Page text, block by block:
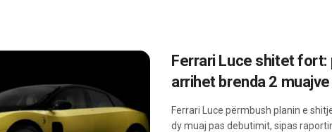
Ferrari Luce shitet fort:
arrihet brenda 2 muajve
Ferrari Luce përmbush planin e
dy muaj pas debutimit, sipas